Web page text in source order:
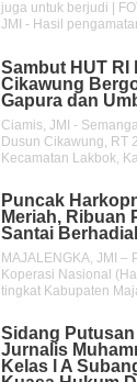
juga untuk berjudi |
JMI - Hasil
Sambut HUT RI
Cikawung
Gapura dan
Ciamis, JMI -
Dusun Cikawung, RT
Kecamatan Lakbok,
Puncak
Meriah, Ribuan
Santai
MAJALENGKA, JMI –
Koperasi Nasional
tingkat Kabupaten
Sidang
Jurnalis
Kelas l A